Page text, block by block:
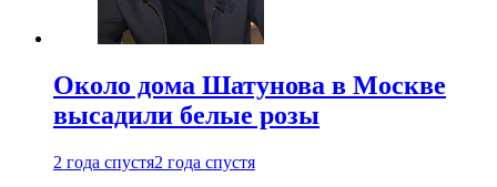
Около дома Шатунова в Москве
высадили белые розы
2 года спустя2 года спустя